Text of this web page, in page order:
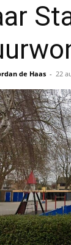
de Haas - 22